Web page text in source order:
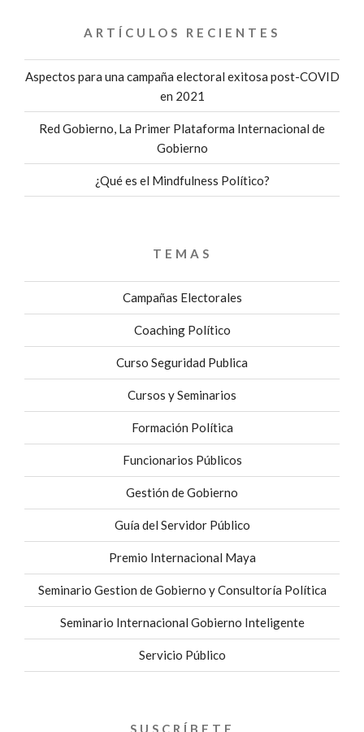
ARTÍCULOS RECIENTES
Aspectos para una campaña electoral exitosa post-COVID
en 2021
Red Gobierno, La Primer Plataforma Internacional de
Gobierno
¿Qué es el Mindfulness Político?
TEMAS
Campañas Electorales
Coaching Político
Curso Seguridad Publica
Cursos y Seminarios
Formación Política
Funcionarios Públicos
Gestión de Gobierno
Guía del Servidor Público
Premio Internacional Maya
Seminario Gestion de Gobierno y Consultoría Política
Seminario Internacional Gobierno Inteligente
Servicio Público
SUSCRÍBETE